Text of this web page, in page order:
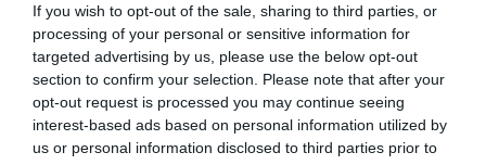
If you wish to opt-out of the sale, sharing to third parties, or
processing of your personal or sensitive information for
targeted advertising by us, please use the below opt-out
section to confirm your selection. Please note that after your
opt-out request is processed you may continue seeing
interest-based ads based on personal information utilized by
us or personal information disclosed to third parties prior to
PRONEWS.GR /ΑΘΛΗΤΙΣΜΟΣ
Οι ΗΠΑ απαγόρευσαν στα
τρανσέξουαλ άτομα να συμμετέχουν